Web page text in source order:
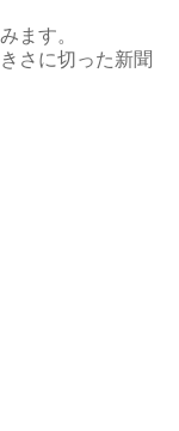
ます。
さに切った新聞